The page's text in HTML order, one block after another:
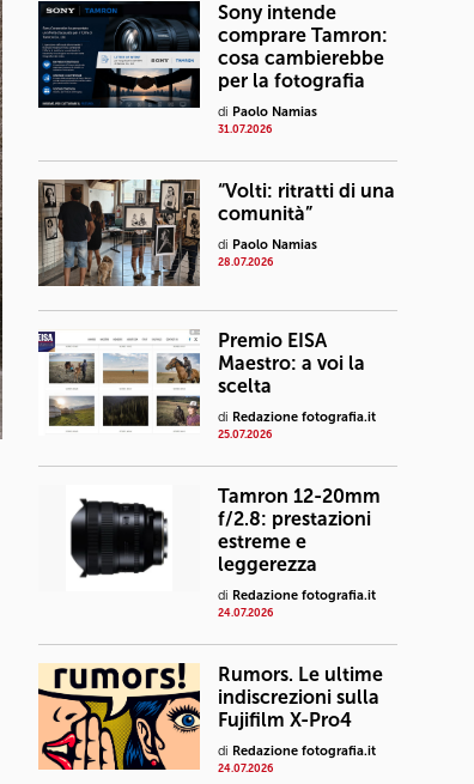
Sony intende
comprare Tamron:
cosa cambierebbe
per la fotografia
di Paolo Namias
31.07.2026
“Volti: ritratti di una
comunità”
di Paolo Namias
28.07.2026
Premio EISA
Maestro: a voi la
scelta
di Redazione fotografia.it
25.07.2026
Tamron 12-20mm
f/2.8: prestazioni
estreme e
leggerezza
di Redazione fotografia.it
24.07.2026
Rumors. Le ultime
indiscrezioni sulla
Fujifilm X-Pro4
di Redazione fotografia.it
24.07.2026